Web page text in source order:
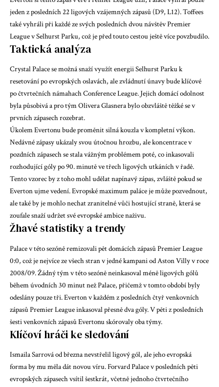
jeden z posledních 22 ligových vzájemných zápasů (D9, L12). Toffees
také vyhráli při každé ze svých posledních dvou návštěv Premier
League v Selhurst Parku, což je před touto cestou ještě více povzbudilo.
Taktická analýza
Crystal Palace se možná snaží využít energii Selhurst Parku k
resetování po evropských oslavách, ale zvládnutí únavy bude klíčové
po čtvrtečních námahach Conference League. Jejich domácí odolnost
byla působivá a pro tým Olivera Glasnera bylo obzvláště těžké se v
prvních zápasech rozebrat.
Úkolem Evertonu bude proměnit silná kouzla v kompletní výkon.
Nedávné zápasy ukázaly svou útočnou hrozbu, ale koncentrace v
pozdních zápasech se stala vážným problémem poté, co inkasovali
rozhodující góly po 90. minutě ve třech ligových utkáních v řadě.
Tento vzorec by z toho mohl udělat napínavý zápas, zvláště pokud se
Everton ujme vedení. Evropské maximum paláce je může pozvednout,
ale také by je mohlo nechat zranitelné vůči hostující straně, která se
zoufale snaží udržet své evropské ambice naživu.
Žhavé statistiky a trendy
Palace v této sezóně remizovali pět domácích zápasů Premier League
0:0, což je nejvíce ze všech stran v jedné kampani od Aston Villy v roce
2008/09. Žádný tým v této sezóně neinkasoval méně ligových gólů
během úvodních 30 minut než Palace, přičemž v tomto období byly
odeslány pouze tři. Everton v každém z posledních čtyř venkovních
zápasů Premier League inkasoval přesně dva góly. V pěti z posledních
šesti venkovních zápasů Evertonu skórovaly oba týmy.
Klíčoví hráči ke sledování
Ismaila Sarrováod března nevstřelil ligový gól, ale jeho evropská
forma by mu měla dát novou víru. Forvard Palace v posledních pěti
evropských zápasech vsítil šestkrát, včetně jednoho čtvrtečního